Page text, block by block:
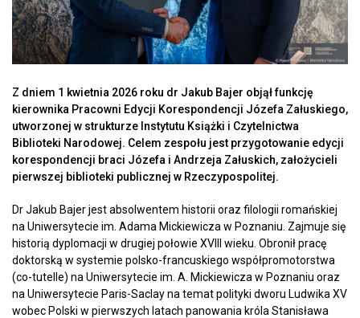
Z dniem 1 kwietnia 2026 roku dr Jakub Bajer objął funkcję
kierownika Pracowni Edycji Korespondencji Józefa Załuskiego,
utworzonej w strukturze Instytutu Książki i Czytelnictwa
Biblioteki Narodowej. Celem zespołu jest przygotowanie edycji
korespondencji braci Józefa i Andrzeja Załuskich, założycieli
pierwszej biblioteki publicznej w Rzeczypospolitej.
Dr Jakub Bajer jest absolwentem historii oraz filologii romańskiej
na Uniwersytecie im. Adama Mickiewicza w Poznaniu. Zajmuje się
historią dyplomacji w drugiej połowie XVIII wieku. Obronił pracę
doktorską w systemie polsko-francuskiego współpromotorstwa
(co-tutelle) na Uniwersytecie im. A. Mickiewicza w Poznaniu oraz
na Uniwersytecie Paris-Saclay na temat polityki dworu Ludwika XV
wobec Polski w pierwszych latach panowania króla Stanisława